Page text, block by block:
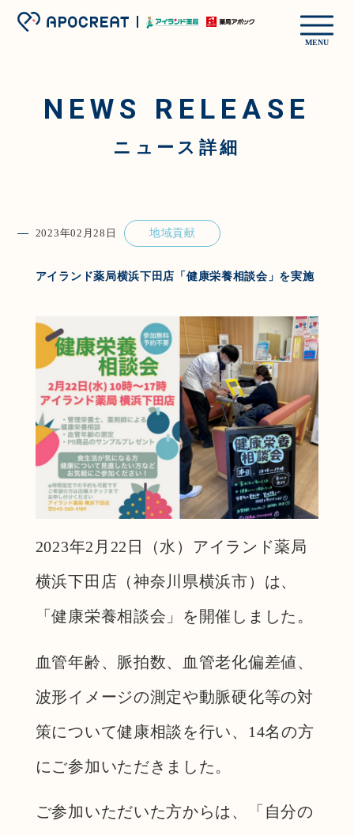
MENU
NEWS RELEASE
ニュース詳細
2023年02月28日 地域貢献
アイランド薬局横浜下田店「健康栄養相談会」を実施
2023年2月22日（水）アイランド薬局
横浜下田店（神奈川県横浜市）は、
「健康栄養相談会」を開催しました。
血管年齢、脈拍数、血管老化偏差値、
波形イメージの測定や動脈硬化等の対
策について健康相談を行い、14名の方
にご参加いただきました。
ご参加いただいた方からは、「自分の